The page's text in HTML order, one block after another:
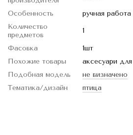
Особенность
ручная работа
Количество
предметов
1
Фасовка
1шт
Похожие товары
аксесуари
Подобная модель
не визначено
Тематика/дизайн
птица